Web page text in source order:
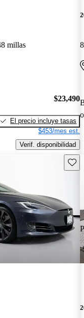
millas
$23,490
El precio incluye tasas
$453/mes est.
Verif. disponibilidad
-